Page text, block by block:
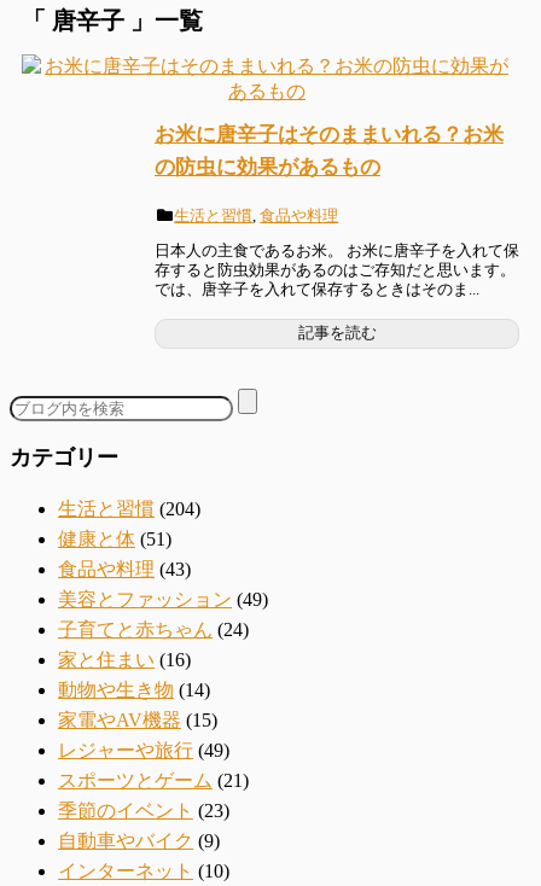
「 唐辛子 」一覧
お米に唐辛子はそのままいれる？お米
の防虫に効果があるもの
生活と習慣 ,食品や料理
日本人の主食であるお米。 お米に唐辛子を入れて保
存すると防虫効果があるのはご存知だと思います。
では、唐辛子を入れて保存するときはそのま...
記事を読む
カテゴリー
生活と習慣 (204)
健康と体 (51)
食品や料理 (43)
美容とファッション (49)
子育てと赤ちゃん (24)
家と住まい (16)
動物や生き物 (14)
家電やAV機器 (15)
レジャーや旅行 (49)
スポーツとゲーム (21)
季節のイベント (23)
自動車やバイク (9)
インターネット (10)